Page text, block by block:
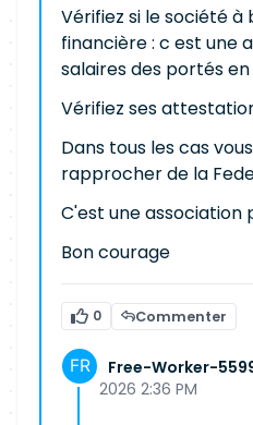
Vérifiez si le société
financière : c est une
salaires des portés
Vérifiez ses
Dans tous les cas
rapprocher de la
C'est une association
Bon courage
0 Commenter
Free-Worker-
2026 2:36 PM